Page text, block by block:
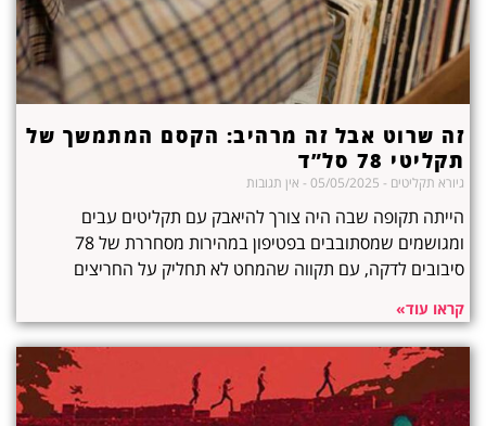
זה שרוט אבל זה מרהיב: הקסם המתמשך של
תקליטי 78 סל”ד
גיורא תקליטים אין תגובות
הייתה תקופה שבה היה צורך להיאבק עם תקליטים עבים
ומגושמים שמסתובבים בפטיפון במהירות מסחררת של 78
סיבובים לדקה, עם תקווה שהמחט לא תחליק על החריצים
קראו עוד»